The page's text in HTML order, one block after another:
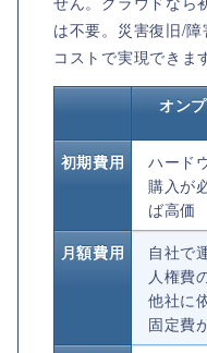
は不要。災害復旧/
コストで実現できま
オン
初期費用
ハード
購入が
ば高価
月額費用
自社で
人権費
他社に
固定費